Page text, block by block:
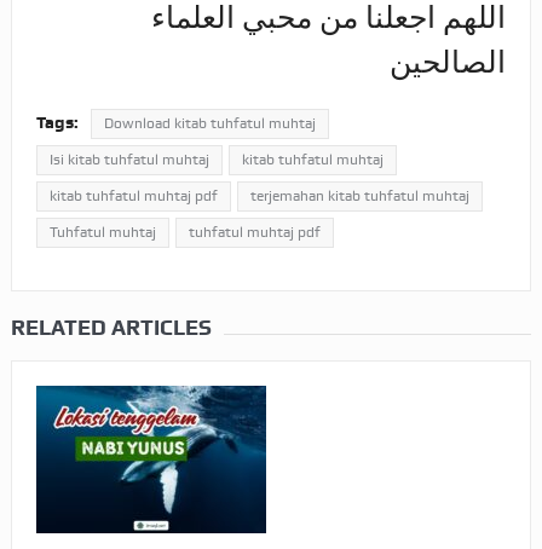
اللهم اجعلنا من محبي العلماء
الصالحين
Tags: Download kitab tuhfatul muhtaj
Isi kitab tuhfatul muhtaj kitab tuhfatul muhtaj
kitab tuhfatul muhtaj pdf terjemahan kitab tuhfatul muhtaj
Tuhfatul muhtaj tuhfatul muhtaj pdf
RELATED ARTICLES